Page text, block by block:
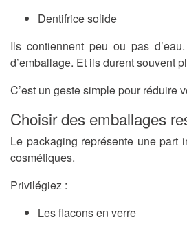
Dentifrice solide
Ils contiennent peu ou pas
d’emballage. Et ils durent souvent
C’est un geste simple pour réduire
Choisir des emballages
Le packaging représente une part
cosmétiques.
Privilégiez :
Les flacons en verre